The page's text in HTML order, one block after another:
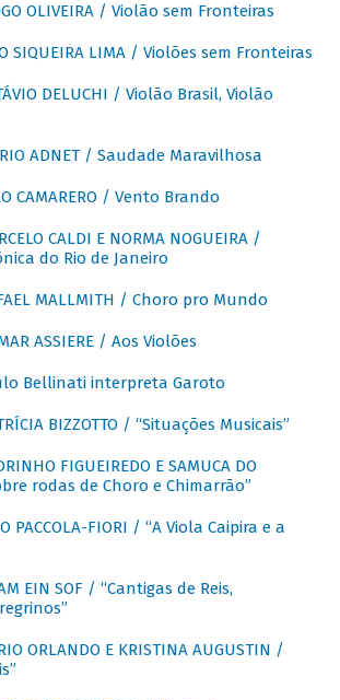
OLIVEIRA / Violão sem Fronteiras
SIQUEIRA LIMA / Violões sem Fronteiras
DELUCHI / Violão Brasil, Violão
ADNET / Saudade Maravilhosa
CAMARERO / Vento Brando
CALDI E NORMA NOGUEIRA /
do Rio de Janeiro
MALLMITH / Choro pro Mundo
ASSIERE / Aos Violões
Bellinati interpreta Garoto
BIZZOTTO / “Situações Musicais”
FIGUEIREDO E SAMUCA DO
rodas de Choro e Chimarrão”
PACCOLA-FIORI / “A Viola Caipira e a
EIN SOF / “Cantigas de Reis,
ORLANDO E KRISTINA AUGUSTIN /